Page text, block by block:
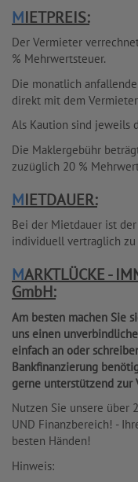
MIETPREIS:
Der Vermieter
% Mehrwertsteuer.
Die monatlich
direkt mit dem
Als Kaution sind jeweils
Die Maklergebühr
zuzüglich 20 %
MIETDAUER:
Bei der Mietdauer ist
individuell vertraglich zu
MARKTLÜCKE - IMMOBILIEN - GLM Immobilien
GmbH:
Am besten machen Sie
uns einen
einfach an oder
Bankfinanzierung
gerne unterstützend zur
Nutzen Sie unsere über
UND Finanzbereich! -
besten Händen!
Hinweis: